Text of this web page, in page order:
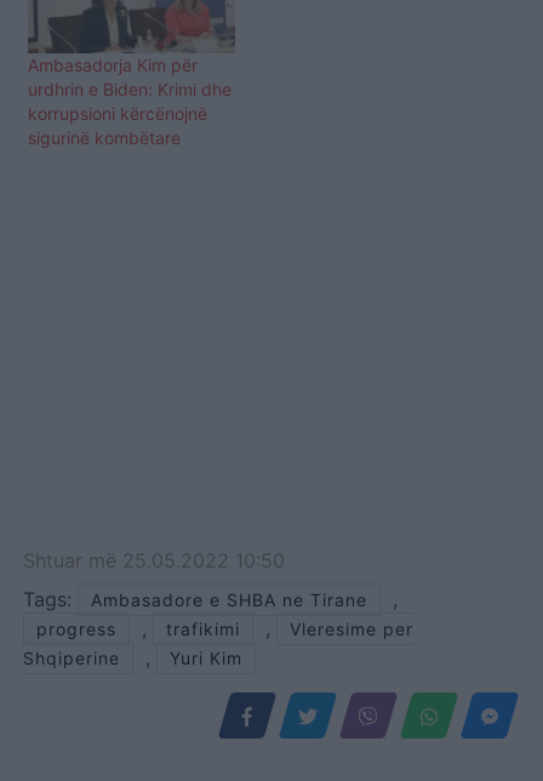
Ambasadorja Kim për
urdhrin e Biden: Krimi dhe
korrupsioni kërcënojnë
sigurinë kombëtare
Shtuar më 25.05.2022 10:50
Tags:
Ambasadore e SHBA ne Tirane ,
progress , trafikimi ,
Vleresime per
Shqiperine
, Yuri Kim